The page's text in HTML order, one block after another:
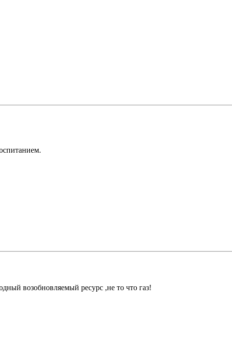
возобновляемый ресурс ,не то что газ!